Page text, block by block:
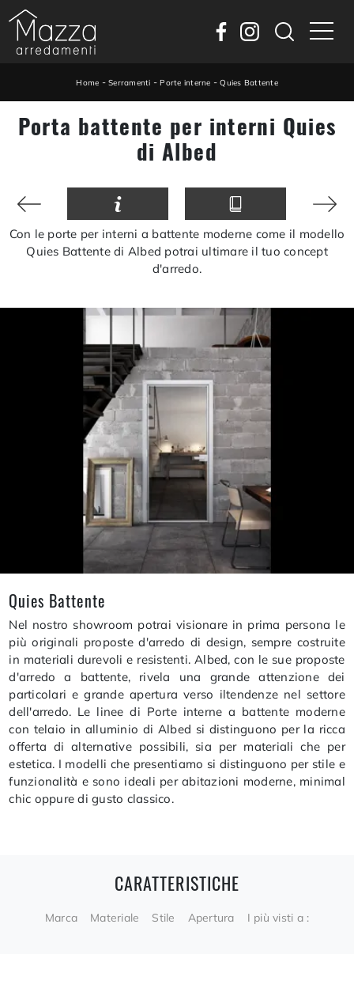
Home - Serramenti -Porte interne -Quies Battente
Porta battente per interni Quies
di Albed
Con le porte per interni a battente moderne come il modello
Quies Battente di Albed potrai ultimare il tuo concept
d'arredo.
Quies Battente
Nel nostro showroom potrai visionare in prima persona le
più originali proposte d'arredo di design, sempre costruite
in materiali durevoli e resistenti. Albed, con le sue proposte
d'arredo a battente, rivela una grande attenzione dei
particolari e grande apertura verso iltendenze nel settore
dell'arredo. Le linee di Porte interne a battente moderne
con telaio in alluminio di Albed si distinguono per la ricca
offerta di alternative possibili, sia per materiali che per
estetica. I modelli che presentiamo si distinguono per stile e
funzionalità e sono ideali per abitazioni moderne, minimal
chic oppure di gusto classico.
CARATTERISTICHE
Marca Materiale Stile Apertura I più visti a :